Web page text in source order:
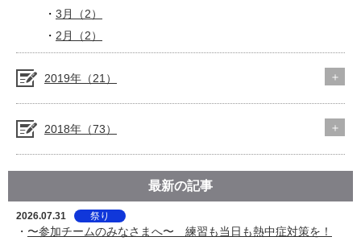
3月（2）
2月（2）
2019年（21）
2018年（73）
最新の記事
2026.07.31 祭り
・ 〜参加チームのみなさまへ〜 練習も当日も熱中症対策を！